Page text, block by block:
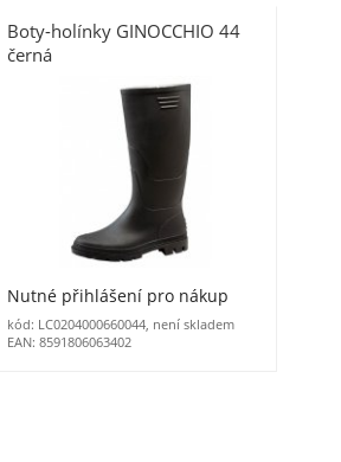
Boty-holínky GINOCCHIO 44
černá
Nutné přihlášení pro nákup
kód: LC0204000660044, není skladem
EAN: 8591806063402